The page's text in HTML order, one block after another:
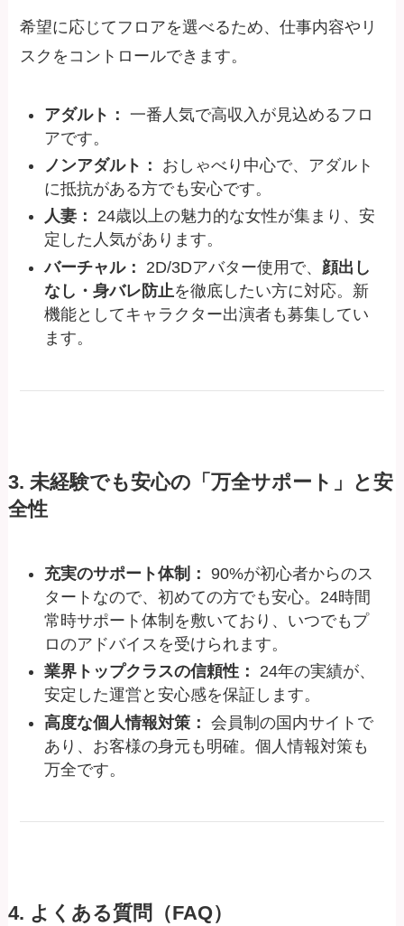
希望に応じてフロアを選べるため、仕事内容やリ
スクをコントロールできます。
アダルト： 一番人気で高収入が見込めるフロ
アです。
ノンアダルト：
おしゃべり中心で、アダルト
に抵抗がある方でも安心です。
人妻：
24歳以上の魅力的な女性が集まり、安
定した人気があります。
バーチャル：
2D/3Dアバター使用で、 顔出し
なし・身バレ防止を徹底したい方に対応。新
機能としてキャラクター出演者も募集してい
ます。
3. 未経験でも安心の「万全サポート」と安
全性
充実のサポート体制： 90%が初心者からのス
タートなので、初めての方でも安心。24時間
常時サポート体制を敷いており、いつでもプ
ロのアドバイスを受けられます。
業界トップクラスの信頼性：
24年の実績が、
安定した運営と安心感を保証します。
高度な個人情報対策： 会員制の国内サイトで
あり、お客様の身元も明確。個人情報対策も
万全です。
4. よくある質問（FAQ）